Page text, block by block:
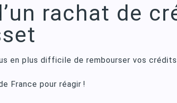
rachat de
en plus difficile de rembourser vos crédits
France pour réagir !